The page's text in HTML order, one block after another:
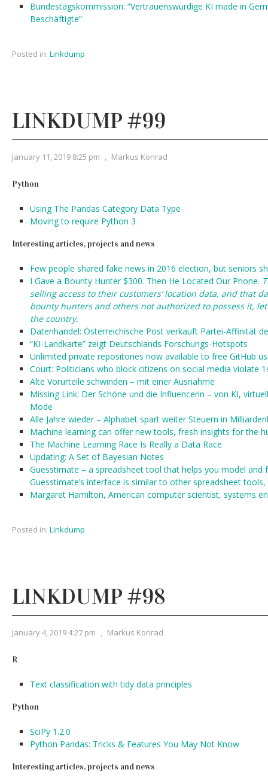
Bundestagskommission: “Vertrauenswürdige KI made in
Beschäftigte”
Posted in: Linkdump
LINKDUMP #99
January 11, 2019 8:25 pm , Markus Konrad
Python
Using The Pandas Category Data Type
Moving to require Python 3
Interesting articles, projects and news
Few people shared fake news in 2016 election, but seniors
I Gave a Bounty Hunter $300. Then He Located Our Phone.
selling access to their customers’ location data, and that
bounty hunters and others not authorized to possess it,
the country.
Datenhandel: Österreichische Post verkauft Partei-Affinität
“KI-Landkarte” zeigt Deutschlands Forschungs-Hotspots
Unlimited private repositories now available to free GitHub
Court: Politicians who block citizens on social media violate
Alte Vorurteile schwinden – mit einer Ausnahme
Missing Link: Der Schöne und die Influencerin – von KI,
Mode
Alle Jahre wieder – Alphabet spart weiter Steuern in
Machine learning can offer new tools, fresh insights for the
The Machine Learning Race Is Really a Data Race
Updating: A Set of Bayesian Notes
Guesstimate – a spreadsheet tool that helps you model and
Guesstimate’s interface is similar to other spreadsheet
Margaret Hamilton, American computer scientist, systems
Posted in: Linkdump
LINKDUMP #98
January 4, 2019 4:27 pm , Markus Konrad
R
Text classification with tidy data principles
Python
SciPy 1.2.0
Python Pandas: Tricks & Features You May Not Know
Interesting articles, projects and news